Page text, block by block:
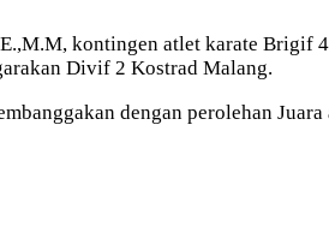
kontingen atlet karate Brigif
Divif 2 Kostrad Malang.
dengan perolehan Juara